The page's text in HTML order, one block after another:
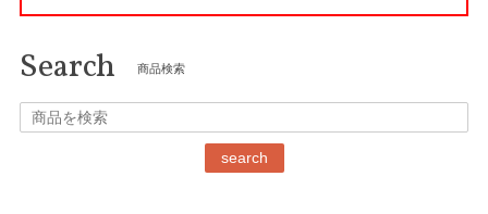
Search 商品検索
search